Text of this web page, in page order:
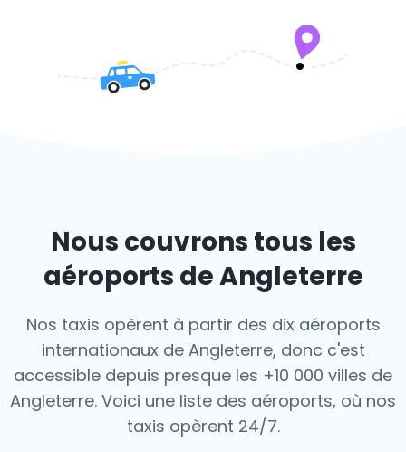
Nous couvrons tous les
aéroports de Angleterre
Nos taxis opèrent à partir des dix aéroports
internationaux de Angleterre, donc c'est
accessible depuis presque les +10 000 villes de
Angleterre. Voici une liste des aéroports, où nos
taxis opèrent 24/7.